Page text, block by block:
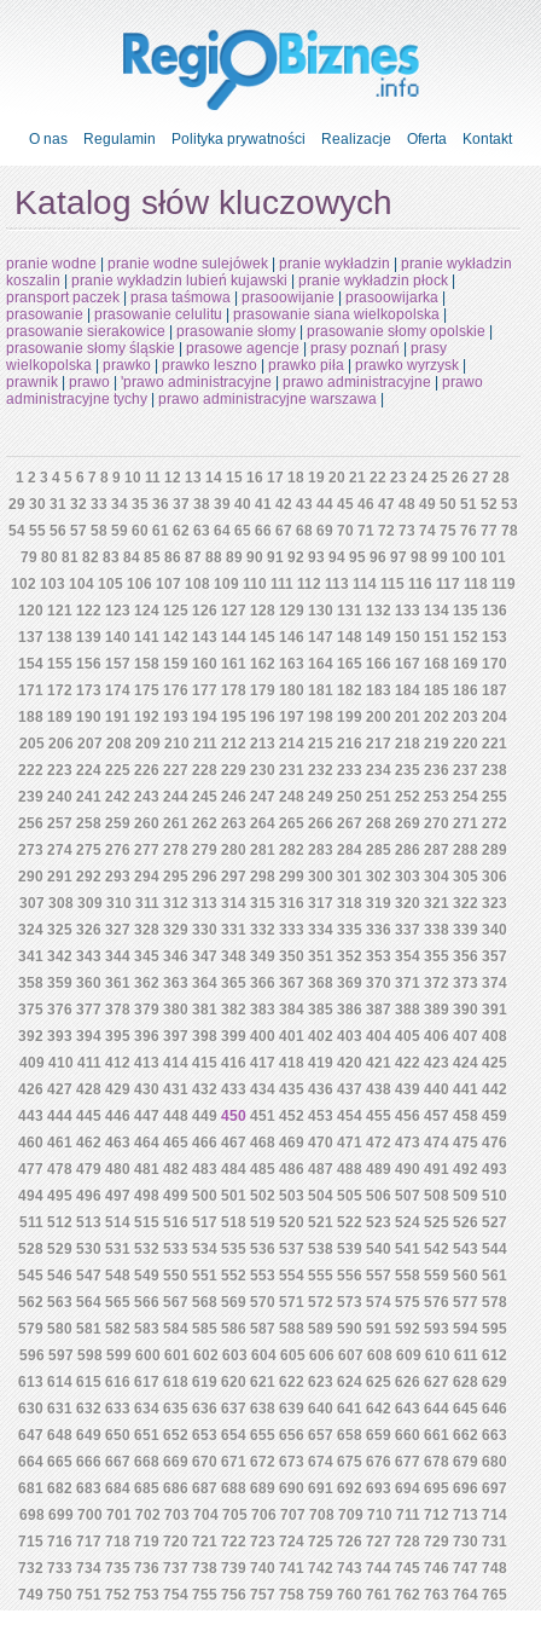
O nas Regulamin Polityka prywatności Realizacje Oferta Kontakt
Katalog słów kluczowych
pranie wodne pranie wodne sulejówek pranie wykładzin
pranie wykładzin
koszalin
pranie wykładzin lubień kujawski pranie wykładzin płock
pransport paczek
prasa taśmowa prasoowijanie prasoowijarka
prasowanie
prasowanie celulitu prasowanie siana wielkopolska
prasowanie sierakowice
prasowanie słomy prasowanie słomy opolskie
prasowanie słomy śląskie
prasowe agencje prasy poznań
prasy
wielkopolska
prawko prawko leszno prawko piła prawko wyrzysk
prawnik
prawo 'prawo administracyjne prawo administracyjne
prawo
administracyjne tychy
prawo administracyjne warszawa
1 2 3 4 5 6 7 8 9 10 11 12 13 14 15 16 17 18 19 20 21 22 23 24 25 26 27 28
29 30 31 32 33 34 35 36 37 38 39 40 41 42 43 44 45 46 47 48 49 50 51 52 53
54 55 56 57 58 59 60 61 62 63 64 65 66 67 68 69 70 71 72 73 74 75 76 77 78
79 80 81 82 83 84 85 86 87 88 89 90 91 92 93 94 95 96 97 98 99 100 101
102 103 104 105 106 107 108 109 110 111 112 113 114 115 116 117 118 119
120 121 122 123 124 125 126 127 128 129 130 131 132 133 134 135 136
137 138 139 140 141 142 143 144 145 146 147 148 149 150 151 152 153
154 155 156 157 158 159 160 161 162 163 164 165 166 167 168 169 170
171 172 173 174 175 176 177 178 179 180 181 182 183 184 185 186 187
188 189 190 191 192 193 194 195 196 197 198 199 200 201 202 203 204
205 206 207 208 209 210 211 212 213 214 215 216 217 218 219 220 221
222 223 224 225 226 227 228 229 230 231 232 233 234 235 236 237 238
239 240 241 242 243 244 245 246 247 248 249 250 251 252 253 254 255
256 257 258 259 260 261 262 263 264 265 266 267 268 269 270 271 272
273 274 275 276 277 278 279 280 281 282 283 284 285 286 287 288 289
290 291 292 293 294 295 296 297 298 299 300 301 302 303 304 305 306
307 308 309 310 311 312 313 314 315 316 317 318 319 320 321 322 323
324 325 326 327 328 329 330 331 332 333 334 335 336 337 338 339 340
341 342 343 344 345 346 347 348 349 350 351 352 353 354 355 356 357
358 359 360 361 362 363 364 365 366 367 368 369 370 371 372 373 374
375 376 377 378 379 380 381 382 383 384 385 386 387 388 389 390 391
392 393 394 395 396 397 398 399 400 401 402 403 404 405 406 407 408
409 410 411 412 413 414 415 416 417 418 419 420 421 422 423 424 425
426 427 428 429 430 431 432 433 434 435 436 437 438 439 440 441 442
443 444 445 446 447 448 449 450451 452 453 454 455 456 457 458 459
460 461 462 463 464 465 466 467 468 469 470 471 472 473 474 475 476
477 478 479 480 481 482 483 484 485 486 487 488 489 490 491 492 493
494 495 496 497 498 499 500 501 502 503 504 505 506 507 508 509 510
511 512 513 514 515 516 517 518 519 520 521 522 523 524 525 526 527
528 529 530 531 532 533 534 535 536 537 538 539 540 541 542 543 544
545 546 547 548 549 550 551 552 553 554 555 556 557 558 559 560 561
562 563 564 565 566 567 568 569 570 571 572 573 574 575 576 577 578
579 580 581 582 583 584 585 586 587 588 589 590 591 592 593 594 595
596 597 598 599 600 601 602 603 604 605 606 607 608 609 610 611 612
613 614 615 616 617 618 619 620 621 622 623 624 625 626 627 628 629
630 631 632 633 634 635 636 637 638 639 640 641 642 643 644 645 646
647 648 649 650 651 652 653 654 655 656 657 658 659 660 661 662 663
664 665 666 667 668 669 670 671 672 673 674 675 676 677 678 679 680
681 682 683 684 685 686 687 688 689 690 691 692 693 694 695 696 697
698 699 700 701 702 703 704 705 706 707 708 709 710 711 712 713 714
715 716 717 718 719 720 721 722 723 724 725 726 727 728 729 730 731
732 733 734 735 736 737 738 739 740 741 742 743 744 745 746 747 748
749 750 751 752 753 754 755 756 757 758 759 760 761 762 763 764 765